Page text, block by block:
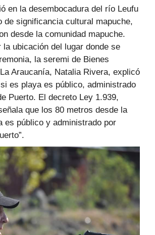
en la desembocadura del río Leufu
de significancia cultural mapuche,
desde la comunidad mapuche.
la ubicación del lugar donde se
la seremi de Bienes
Araucanía, Natalia Rivera, explicó
es playa es público, administrado
Puerto. El decreto Ley 1.939,
que los 80 metros desde la
es público y administrado por